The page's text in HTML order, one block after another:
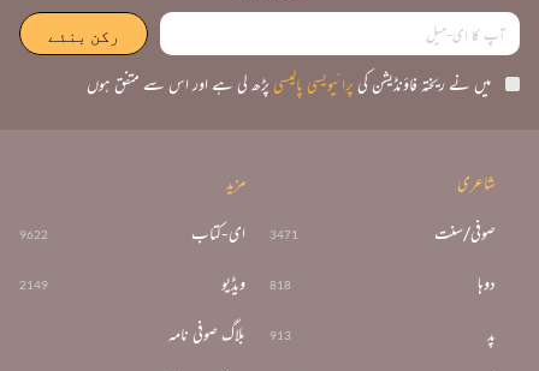
میں نے ریختہ فاؤنڈیشن کی پرائیویسی پالیسی پڑھ لی ہے اور اس سے متفق ہوں
شاعری
صوفی/سنت 3471
دوہا 818
پد 913
مزید
ای-کتاب 9622
ویڈیو 2149
بلاگ صوفی نامہ